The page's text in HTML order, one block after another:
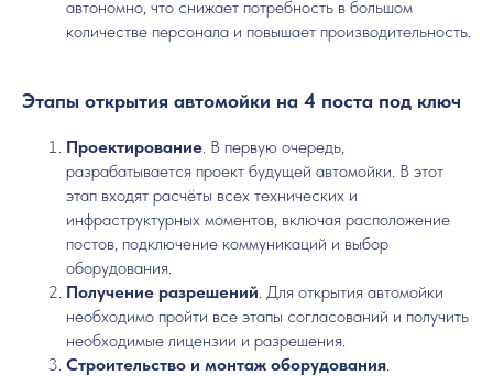
автономно, что снижает потребность в большом
количестве персонала и повышает производительность.
Этапы открытия автомойки на 4 поста под ключ
Проектирование . В первую очередь,
разрабатывается проект будущей автомойки. В этот
этап входят расчёты всех технических и
инфраструктурных моментов, включая расположение
постов, подключение коммуникаций и выбор
оборудования.
Получение разрешений . Для открытия автомойки
необходимо пройти все этапы согласований и получить
необходимые лицензии и разрешения.
Строительство и монтаж оборудования